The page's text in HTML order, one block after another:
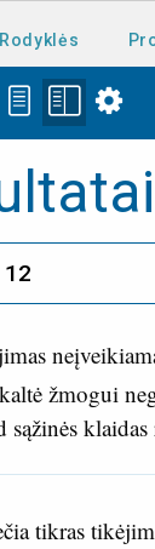
Rodyklės
12
žmogui
tikras